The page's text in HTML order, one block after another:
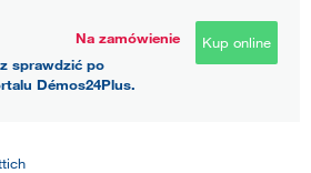
Na zamówienie
sprawdzić po
Démos24Plus.
Kup online